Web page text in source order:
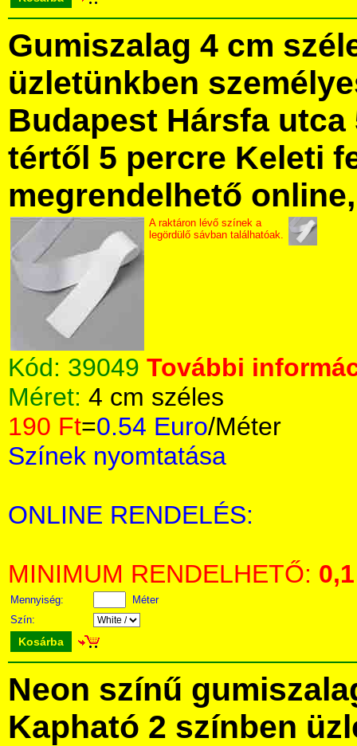
Gumiszalag 4 cm
üzletünkben
Budapest Hársfa utca
tértől 5 percre Keleti
megrendelhető
A raktáron lévő színek a
legördülő sávban találhatóak.
Kód: 39049 További
Méret: 4 cm széles
190 Ft=0.54 Euro/Méter
Színek nyomtatása
ONLINE RENDELÉS:
MINIMUM RENDELHETŐ: 0,1
Mennyiség:
Méter
Szín:
Kosárba
Neon színű
Kapható 2 színben